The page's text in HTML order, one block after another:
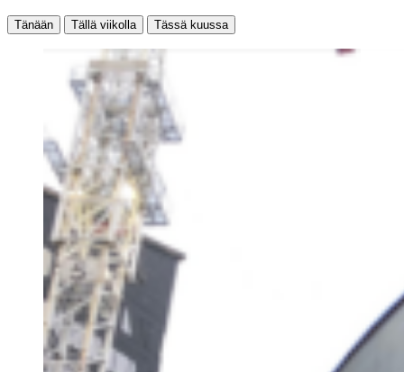
Tänään Tällä viikolla Tässä kuussa